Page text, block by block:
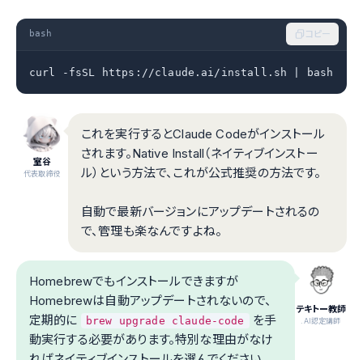
bash コピー
curl -fsSL https://claude.ai/install.sh | bash
室谷
代表取締役
これを実行するとClaude Codeがインストール
されます。Native Install（ネイティブインストー
ル）という方法で、これが公式推奨の方法です。
自動で最新バージョンにアップデートされるの
で、管理も楽なんですよね。
テキトー教師
.AI認定講師
Homebrewでもインストールできますが
Homebrewは自動アップデートされないので、
定期的に
brew upgrade claude-code
を手
動実行する必要があります。特別な理由がなけ